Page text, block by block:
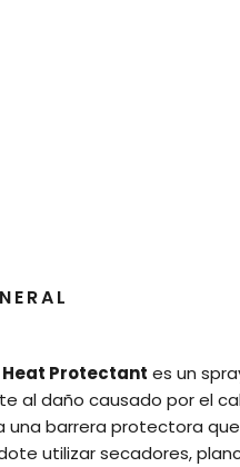
Protectant es un
al daño causado por el
barrera protectora
utilizar secadores,